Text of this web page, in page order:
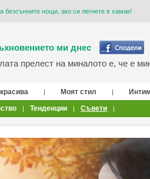
безсънните нощи, ако си легнете в хамак!
ми днес
прелест на миналото е, че е
| Моят стил |
| Тенденции | Съвети |